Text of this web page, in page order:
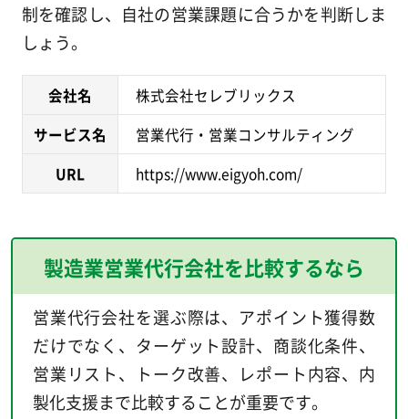
制を確認し、自社の営業課題に合うかを判断しま
しょう。
会社名
株式会社セレブリックス
サービス名
営業代行・営業コンサルティング
URL
https://www.eigyoh.com/
製造業営業代行会社を比較するなら
営業代行会社を選ぶ際は、アポイント獲得数
だけでなく、ターゲット設計、商談化条件、
営業リスト、トーク改善、レポート内容、内
製化支援まで比較することが重要です。